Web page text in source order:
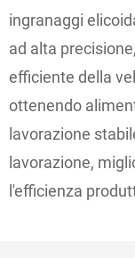
ingranaggi
ad alta
efficiente della
ottenendo
lavorazione
lavorazione,
l'efficienza